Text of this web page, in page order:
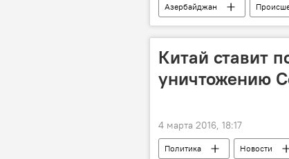
Азербайджан
Баку
Сураханский
Китай ставит
уничтожению
4 марта 2016, 18:17
Политика Новости